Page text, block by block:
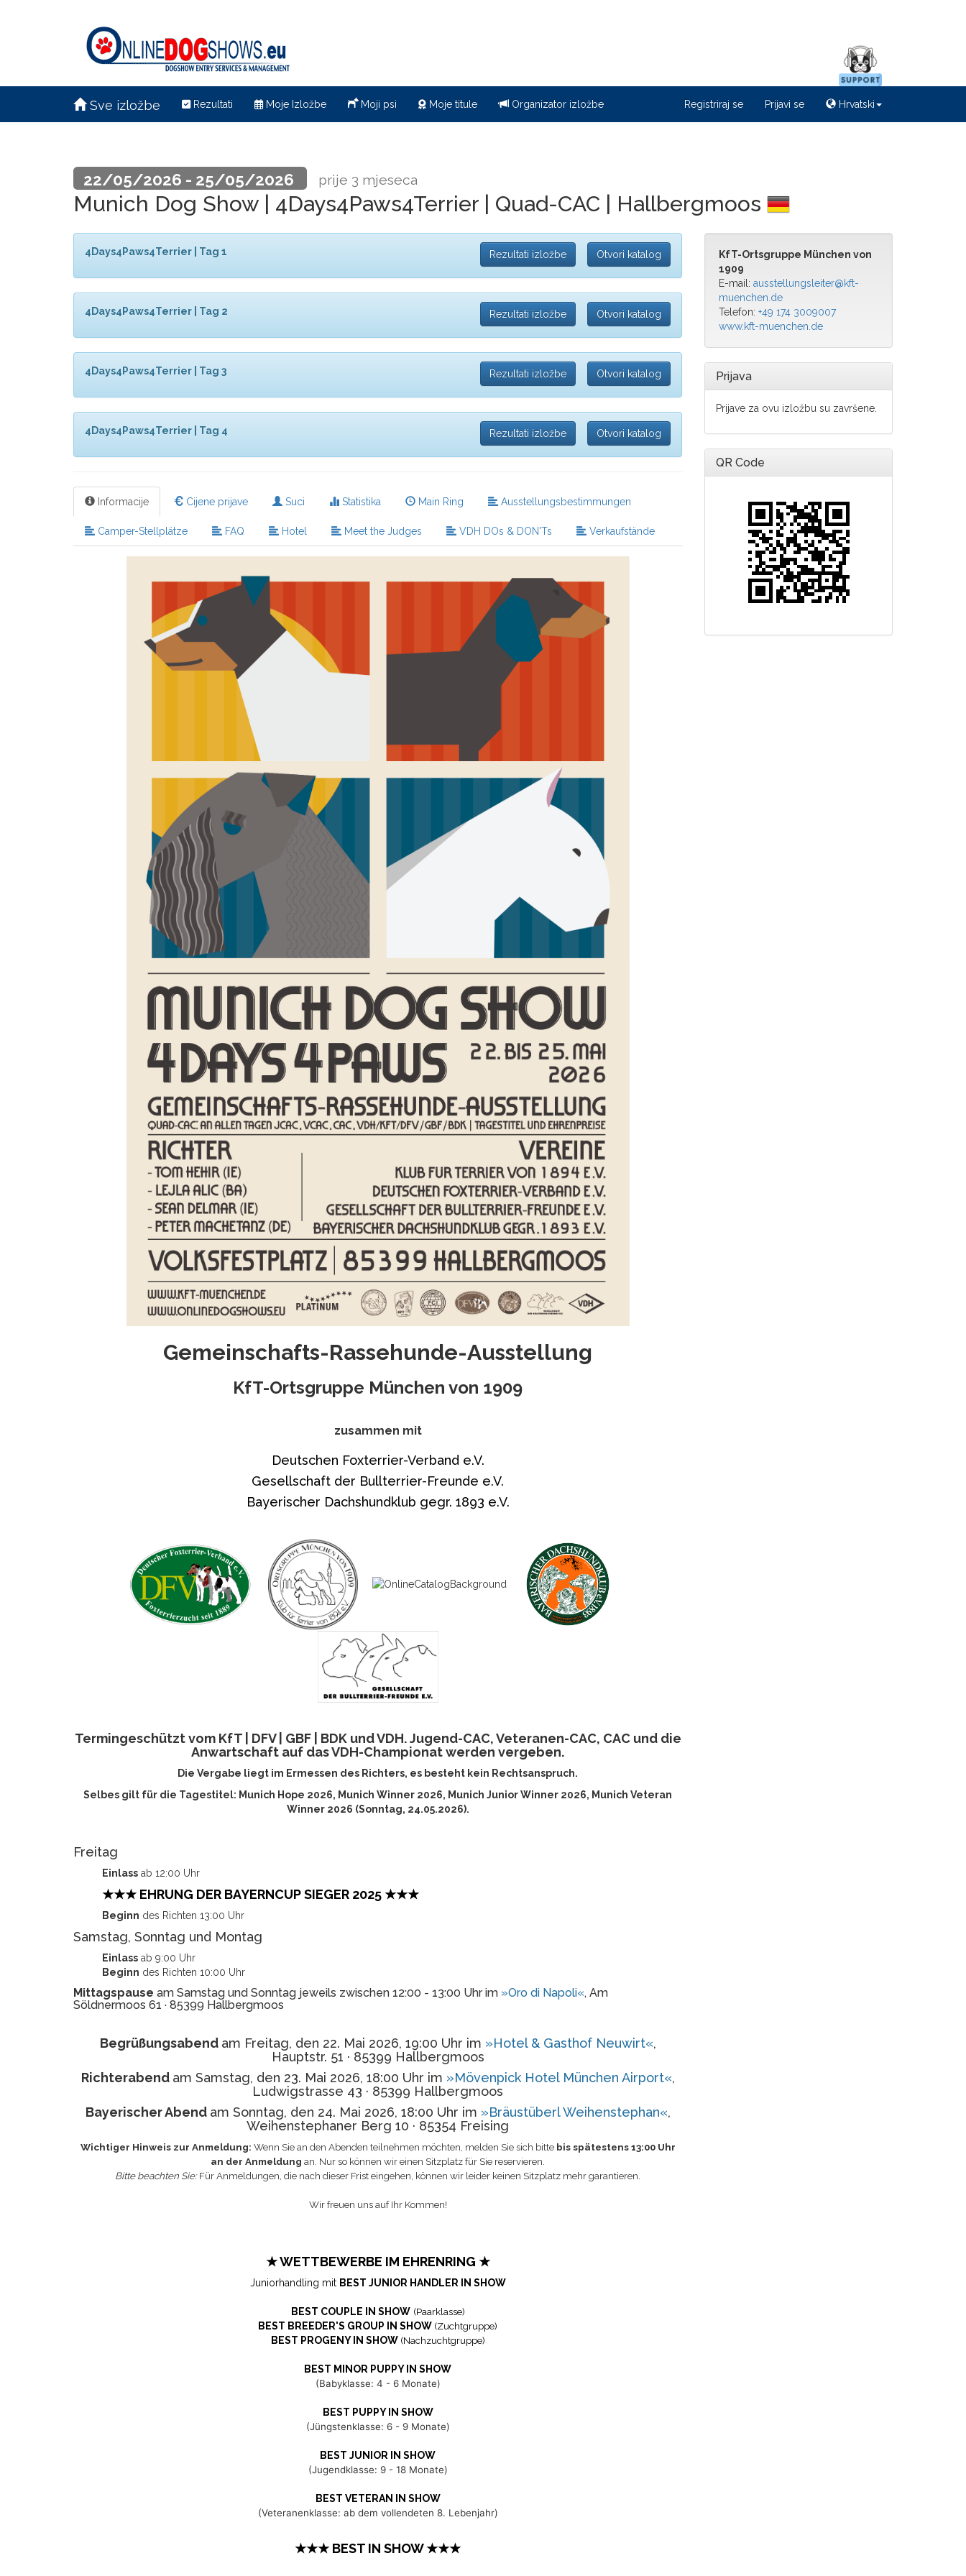
Sve izložbe Rezultati Moje Izložbe Moji psi Moje titule Organizator izložbe Registriraj se Prijavi se Hrvatski
22/05/2026 - 25/05/2026 prije 3 mjeseca
Munich Dog Show | 4Days4Paws4Terrier | Quad-CAC | Hallbergmoos
4Days4Paws4Terrier | Tag 1 Rezultati izložbe Otvori katalog
4Days4Paws4Terrier | Tag 2 Rezultati izložbe Otvori katalog
4Days4Paws4Terrier | Tag 3 Rezultati izložbe Otvori katalog
4Days4Paws4Terrier | Tag 4 Rezultati izložbe Otvori katalog
Informacije Cijene prijave Suci Statistika Main Ring Ausstellungsbestimmungen
Camper-Stellplätze FAQ Hotel Meet the Judges VDH DOs & DON'Ts Verkaufstände
Gemeinschafts-Rassehunde-Ausstellung
KfT-Ortsgruppe München von 1909
zusammen mit
Deutschen Foxterrier-Verband e.V.
Gesellschaft der Bullterrier-Freunde e.V.
Bayerischer Dachshundklub gegr. 1893 e.V.
Termingeschützt vom KfT | DFV | GBF | BDK und VDH. Jugend-CAC, Veteranen-CAC, CAC und die
Anwartschaft auf das VDH-Championat werden vergeben.
Die Vergabe liegt im Ermessen des Richters, es besteht kein Rechtsanspruch.
Selbes gilt für die Tagestitel: Munich Hope 2026, Munich Winner 2026, Munich Junior Winner 2026, Munich Veteran
Winner 2026 (Sonntag, 24.05.2026).
Freitag
Einlass ab 12:00 Uhr
★★★ EHRUNG DER BAYERNCUP SIEGER 2025 ★★★
Beginn des Richten 13:00 Uhr
Samstag, Sonntag und Montag
Einlass ab 9:00 Uhr
Beginn des Richten 10:00 Uhr
Mittagspause am Samstag und Sonntag jeweils zwischen 12:00 - 13:00 Uhr im »Oro di Napoli«, Am
Söldnermoos 61 · 85399 Hallbergmoos
Begrüßungsabend am Freitag, den 22. Mai 2026, 19:00 Uhr im »Hotel & Gasthof Neuwirt«,
Hauptstr. 51 · 85399 Hallbergmoos
Richterabend am Samstag, den 23. Mai 2026, 18:00 Uhr im »Mövenpick Hotel München Airport«,
Ludwigstrasse 43 · 85399 Hallbergmoos
Bayerischer Abend am Sonntag, den 24. Mai 2026, 18:00 Uhr im »Bräustüberl Weihenstephan«,
Weihenstephaner Berg 10 · 85354 Freising
Wichtiger Hinweis zur Anmeldung: Wenn Sie an den Abenden teilnehmen möchten, melden Sie sich bitte bis spätestens 13:00 Uhr
an der Anmeldung an. Nur so können wir einen Sitzplatz für Sie reservieren.
Bitte beachten Sie:Für Anmeldungen, die nach dieser Frist eingehen, können wir leider keinen Sitzplatz mehr garantieren.
Wir freuen uns auf Ihr Kommen!
★ WETTBEWERBE IM EHRENRING ★
Juniorhandling mit BEST JUNIOR HANDLER IN SHOW
BEST COUPLE IN SHOW (Paarklasse)
BEST BREEDER'S GROUP IN SHOW (Zuchtgruppe)
BEST PROGENY IN SHOW (Nachzuchtgruppe)
BEST MINOR PUPPY IN SHOW
(Babyklasse: 4 - 6 Monate)
BEST PUPPY IN SHOW
(Jüngstenklasse: 6 - 9 Monate)
BEST JUNIOR IN SHOW
(Jugendklasse: 9 - 18 Monate)
BEST VETERAN IN SHOW
(Veteranenklasse: ab dem vollendeten 8. Lebenjahr)
★★★ BEST IN SHOW ★★★
KfT-Ortsgruppe München von
1909
E-mail: ausstellungsleiter@kft-
muenchen.de
Telefon: +49 174 3009007
www.kft-muenchen.de
Prijava
Prijave za ovu izložbu su završene.
QR Code